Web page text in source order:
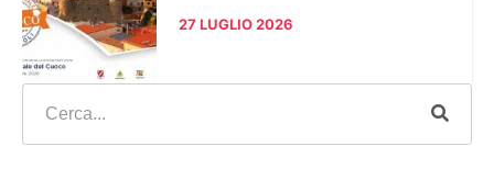
27 LUGLIO 2026